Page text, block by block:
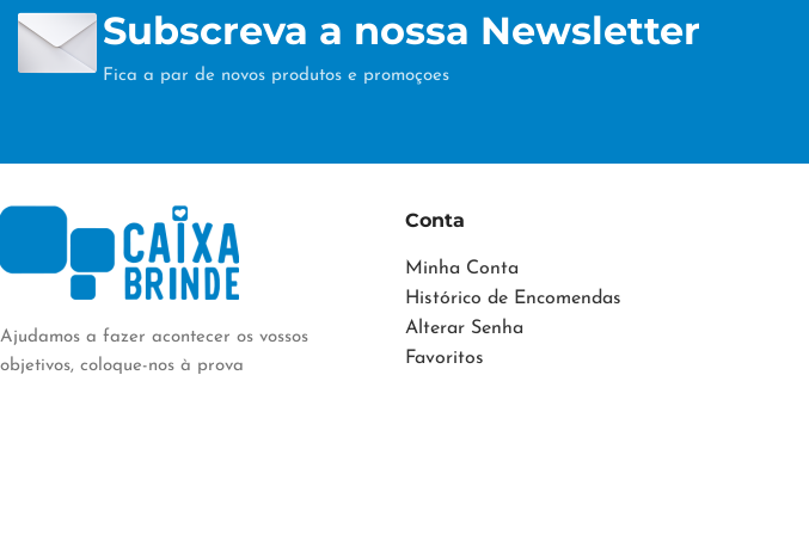
Subscreva a nossa Newsletter
Fica a par de novos produtos e promoçoes
Ajudamos a fazer acontecer os vossos
objetivos, coloque-nos à prova
Conta
Minha Conta
Histórico de Encomendas
Alterar Senha
Favoritos